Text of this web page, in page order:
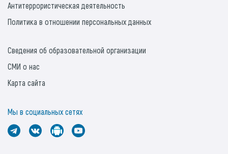
Антитеррористическая деятельность
Политика в отношении персональных данных
Сведения об образовательной организации
СМИ о нас
Карта сайта
Мы в социальных сетях